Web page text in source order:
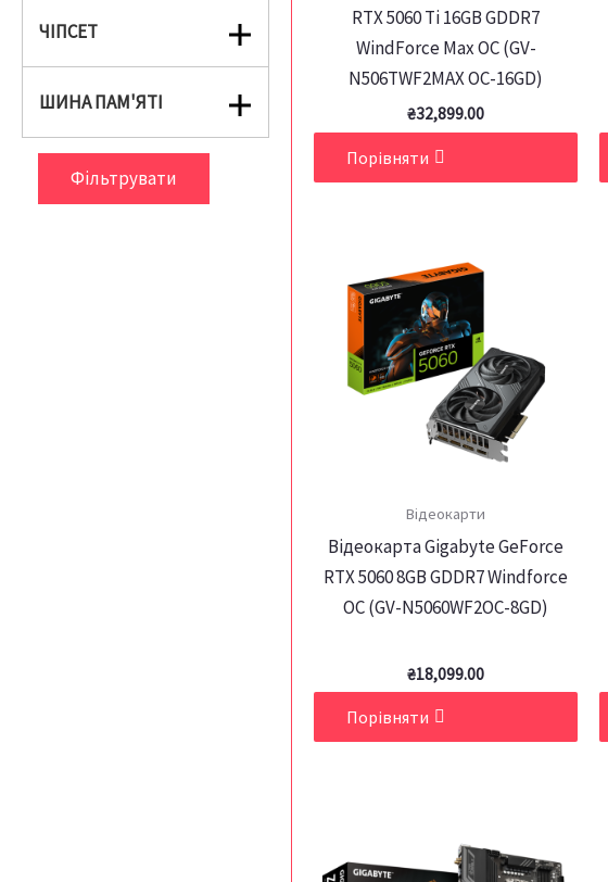
ЧІПСЕТ
ШИНА ПАМ'ЯТІ
Фільтрувати
RTX 5060 Tі 16GB GDDR7
WindForce Max OC (GV-
N506TWF2MAX OC-16GD)
₴32,899.00
Порівняти
Відеокарти
Відеокарта Gigabyte GeForce
RTX 5060 8GB GDDR7 Windforce
OC (GV-N5060WF2OC-8GD)
₴18,099.00
Порівняти